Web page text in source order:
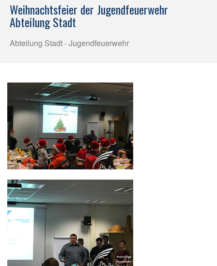
Weihnachtsfeier der Jugendfeuerwehr
Abteilung Stadt
Abteilung Stadt - Jugendfeuerwehr